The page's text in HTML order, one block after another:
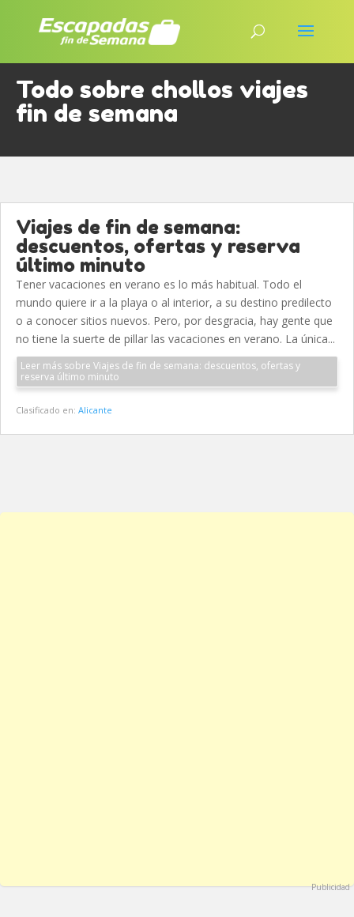
Todo sobre chollos viajes
fin de semana
Viajes de fin de semana:
descuentos, ofertas y reserva
último minuto
Tener vacaciones en verano es lo más habitual. Todo el
mundo quiere ir a la playa o al interior, a su destino predilecto
o a conocer sitios nuevos. Pero, por desgracia, hay gente que
no tiene la suerte de pillar las vacaciones en verano. La única...
Leer más sobre Viajes de fin de semana: descuentos, ofertas y
reserva último minuto
Clasificado en: Alicante
Publicidad